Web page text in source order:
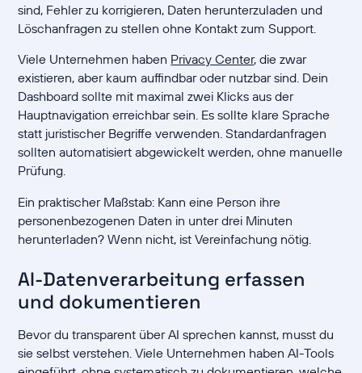
sind, Fehler zu korrigieren, Daten herunterzuladen und
Löschanfragen zu stellen ohne Kontakt zum Support.
Viele Unternehmen haben Privacy Center, die zwar
existieren, aber kaum auffindbar oder nutzbar sind. Dein
Dashboard sollte mit maximal zwei Klicks aus der
Hauptnavigation erreichbar sein. Es sollte klare Sprache
statt juristischer Begriffe verwenden. Standardanfragen
sollten automatisiert abgewickelt werden, ohne manuelle
Prüfung.
Ein praktischer Maßstab: Kann eine Person ihre
personenbezogenen Daten in unter drei Minuten
herunterladen? Wenn nicht, ist Vereinfachung nötig.
AI-Datenverarbeitung erfassen
und dokumentieren
Bevor du transparent über AI sprechen kannst, musst du
sie selbst verstehen. Viele Unternehmen haben AI-Tools